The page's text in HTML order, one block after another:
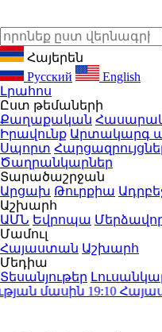
Հայերեն
Русский
English
Լրահոս
Ըստ թեմաների
Քաղաքական
Իրավունք Արտակարգ
Սպորտ
Ծաղրանկարներ
Տարածաշրջան
Արցախ Թուրքիա
Աշխարհ
ԱՄՆ Եվրոպա
Մամուլ
Հայաստան Աշխարհ
Մեդիա
Տեսանյութեր
մասին19:10